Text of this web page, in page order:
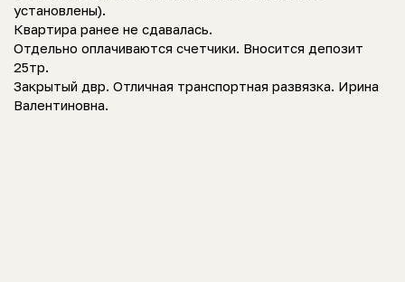
установлены).
Квартира ранее не сдавалась.
Отдельно оплачиваются счетчики. Вносится депозит
25тр.
Закрытый двр. Отличная транспортная развязка. Ирина
Валентиновна.